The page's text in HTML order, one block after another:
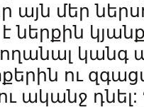
այն մեր
ներքին
կանգ
ու
ականջ